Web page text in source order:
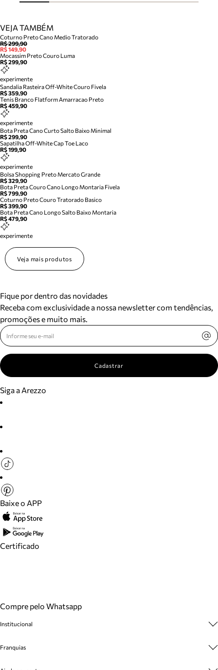
VEJA TAMBÉM
Coturno Preto Cano Medio Tratorado
R$ 299,90
R$ 149,90
Mocassim Preto Couro Luma
R$ 299,90
experimente
Sandalia Rasteira Off-White Couro Fivela
R$ 359,90
Tenis Branco Flatform Amarracao Preto
R$ 459,90
experimente
Bota Preta Cano Curto Salto Baixo Minimal
R$ 299,90
Sapatilha Off-White Cap Toe Laco
R$ 199,90
experimente
Bolsa Shopping Preto Mercato Grande
R$ 329,90
Bota Preta Couro Cano Longo Montaria Fivela
R$ 799,90
Coturno Preto Couro Tratorado Basico
R$ 399,90
Bota Preta Cano Longo Salto Baixo Montaria
R$ 479,90
experimente
Veja mais produtos
Fique por dentro das novidades
Receba com exclusividade a nossa newsletter com tendências,
promoções e muito mais.
Cadastrar
Siga a Arezzo
Baixe o APP
Certificado
Compre pelo Whatsapp
Institucional
Cashback
Franquias